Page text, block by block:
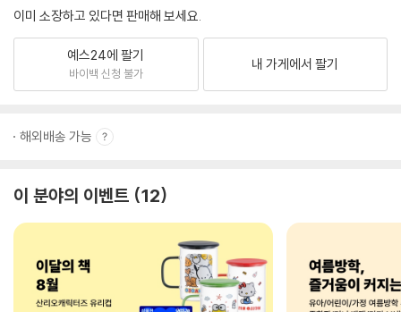
이미 소장하고 있다면 판매해 보세요.
예스24에 팔기
바이백 신청 불가
내 가게에서 팔기
해외배송 가능
이 분야의 이벤트 12